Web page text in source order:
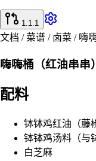
1.1.1
文档 / 菜谱 / 卤菜 / 嗨
嗨嗨桶（红油串串）
配料
钵钵鸡红油（藤
钵钵鸡汤料（与
白芝麻